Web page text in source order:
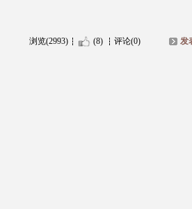
浏览(2993) (8) 评论(0) 发